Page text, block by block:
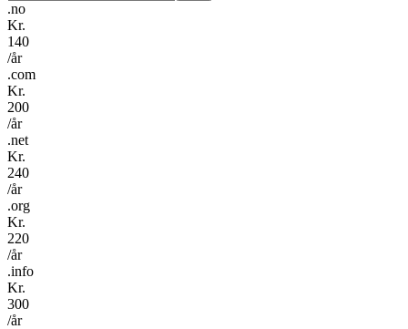
.no
Kr.
140
/år
.com
Kr.
200
/år
.net
Kr.
240
/år
.org
Kr.
220
/år
.info
Kr.
300
/år